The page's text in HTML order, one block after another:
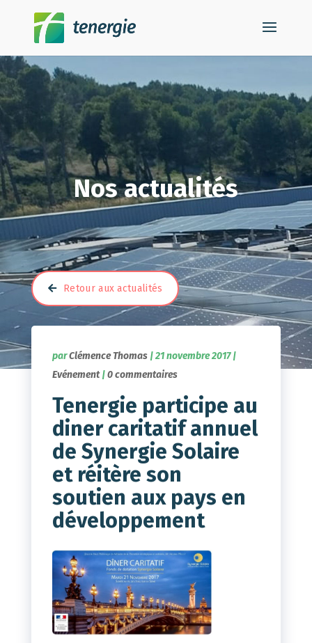
Nos actualités
Retour aux actualités
parClémence Thomas|21 novembre 2017|
Evénement|0 commentaires
Tenergie participe au
diner caritatif annuel
de Synergie Solaire
et réitère son
soutien aux pays en
développement